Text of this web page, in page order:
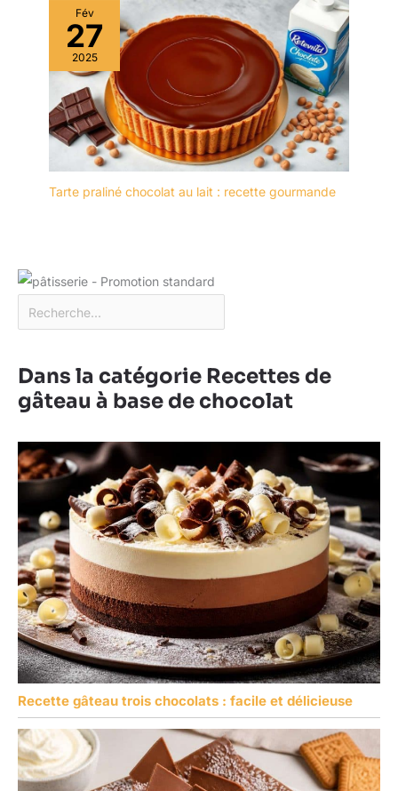
Fév
27
2025
Tarte praliné chocolat au lait : recette gourmande
Dans la catégorie Recettes de
gâteau à base de chocolat
Recette gâteau trois chocolats : facile et délicieuse